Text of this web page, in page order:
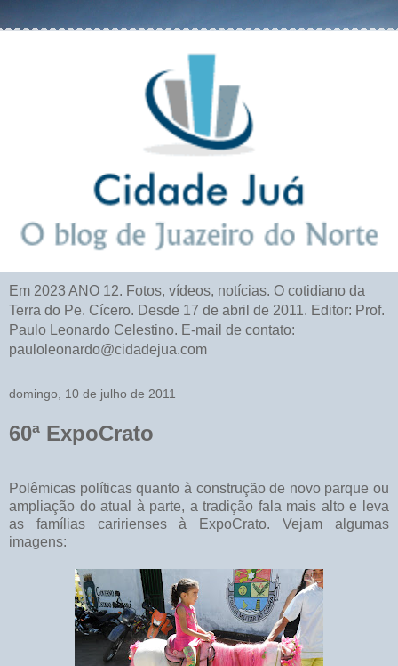
Em 2023 ANO 12. Fotos, vídeos, notícias. O cotidiano da
Terra do Pe. Cícero. Desde 17 de abril de 2011. Editor: Prof.
Paulo Leonardo Celestino. E-mail de contato:
pauloleonardo@cidadejua.com
domingo, 10 de julho de 2011
60ª ExpoCrato
Polêmicas políticas quanto à construção de novo parque ou
ampliação do atual à parte, a tradição fala mais alto e leva
as famílias caririenses à ExpoCrato. Vejam algumas
imagens: